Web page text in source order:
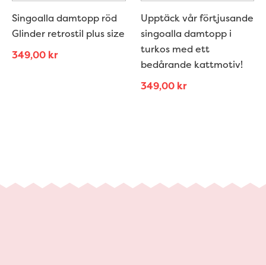
Singoalla damtopp röd
Glinder retrostil plus size
349,00 kr
Upptäck vår förtjusande
singoalla damtopp i
turkos med ett
bedårande kattmotiv!
349,00 kr